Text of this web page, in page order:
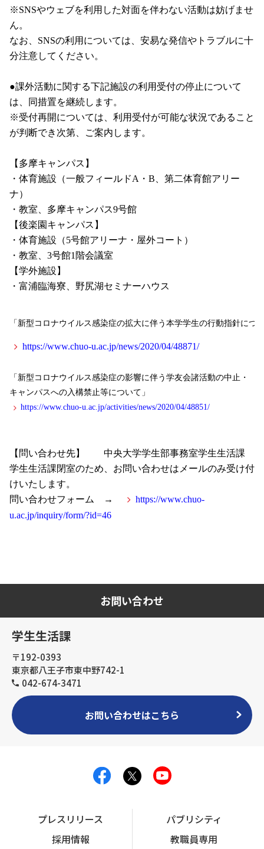
※SNSやウェブを利用した対面を伴わない活動は妨げませ
ん。
なお、SNSの利用については、安易な発信やトラブルに十
分注意してください。
●課外活動に関する下記施設の利用受付の停止について
は、同措置を継続します。
※受付再開については、利用受付が可能な状況であること
が判断でき次第、ご案内します。
【多摩キャンパス】
・体育施設（一般フィールドA・B、第二体育館アリー
ナ）
・教室、多摩キャンパス9号館
【後楽園キャンパス】
・体育施設（5号館アリーナ・屋外コート）
・教室、3号館1階会議室
【学外施設】
・富浦臨海寮、野尻湖セミナーハウス
「新型コロナウイルス感染症の拡大に伴う本学学生の行動指針につ
https://www.chuo-u.ac.jp/news/2020/04/48871/
「新型コロナウイルス感染症の影響に伴う学友会諸活動の中止・
キャンパスへの入構禁止等について」
https://www.chuo-u.ac.jp/activities/news/2020/04/48851/
【問い合わせ先】 中央大学学生部事務室学生生活課
学生生活課閉室のため、お問い合わせはメールのみ受け付
けいたします。
問い合わせフォーム →
https://www.chuo-
u.ac.jp/inquiry/form/?id=46
お問い合わせ
学生生活課
〒192-0393
東京都八王子市東中野742-1
042-674-3471
お問い合わせはこちら
プレスリリース
パブリシティ
採用情報
教職員専用